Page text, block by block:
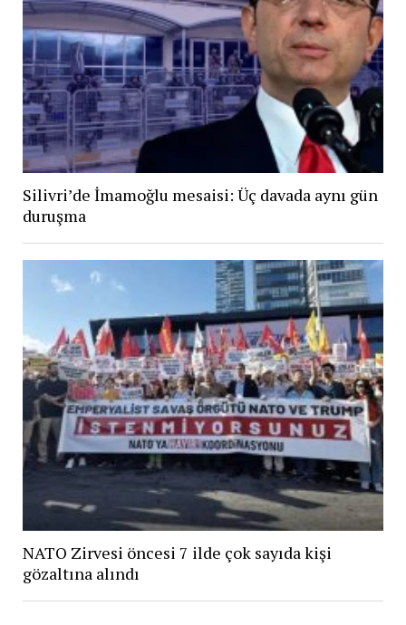
Silivri’de İmamoğlu mesaisi: Üç davada aynı gün
duruşma
NATO Zirvesi öncesi 7 ilde çok sayıda kişi
gözaltına alındı